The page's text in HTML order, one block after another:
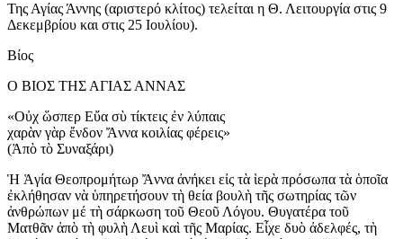
Της Αγίας Άννης (αριστερό κλίτος) τελείται η Θ. Λειτουργία στις 9
Δεκεμβρίου και στις 25 Ιουλίου).
Βίος
Ο ΒΙΟΣ ΤΗΣ ΑΓΙΑΣ ΑΝΝΑΣ
«Οὐχ ὥσπερ Εὔα σὺ τίκτεις ἐν λύπαις
χαρὰν γὰρ ἔνδον Ἄννα κοιλίας φέρεις»
(Ἀπὸ τὸ Συναξάρι)
Ἡ Ἁγία Θεοπρομήτωρ Ἄννα ἀνήκει εἰς τὰ ἱερὰ πρόσωπα τὰ ὁποῖα
ἐκλήθησαν νὰ ὑπηρετήσουν τὴ θεία βουλὴ τῆς σωτηρίας τῶν
ἀνθρώπων μέ τὴ σάρκωση τοῦ Θεοῦ Λόγου. Θυγατέρα τοῦ
Ματθᾶν ἀπὸ τὴ φυλὴ Λευὶ καὶ τῆς Μαρίας. Εἶχε δυὸ ἀδελφές, τὴ